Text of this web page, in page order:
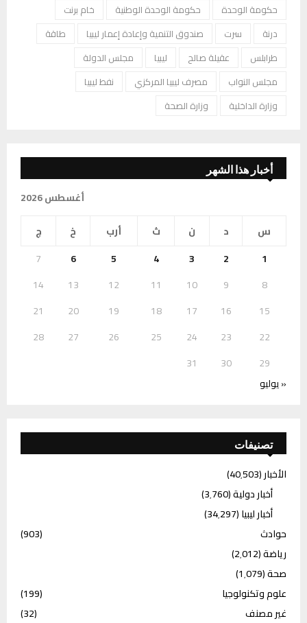
حكومة الوحدة
حكومة الوحدة الوطنية
خام برنت
درنة
سرت صندوق التنمية وإعادة إعمار ليبيا
طاقة
طرابلس
عقيلة صالح ليبيا
مجلس الدولة
مجلس النواب
مصرف ليبيا المركزي
نفط ليبيا
وزارة الداخلية
وزارة الصحة
أخبار هذا الشهر
أغسطس 2026
س
د ن ث أرب خ
ج
1
2
3
4
5
6
7
8
9
10
11
12
13
14
15
16
17
18
19
20
21
22
23
24
25
26
27
28
29
30
31
« يوليو
تصنيفات
الأخبار(40٬503)
أخبار دولية(3٬760)
أخبار ليبيا(34٬297)
حوادث
(903)
رياضة(2٬012)
صحة(1٬079)
علوم وتكنولوجيا
(199)
غير مصنف
(32)